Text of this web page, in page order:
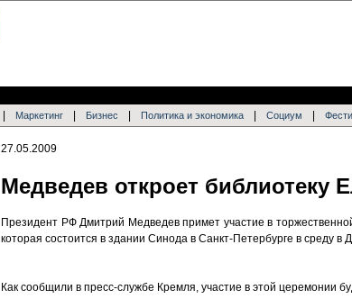
Маркетинг Бизнес Политика и экономика Социум
27.05.2009
Медведев откроет библиотеку
Президент РФ Дмитрий Медведев примет участие в
которая состоится в здании Синода в Санкт-Петербурге в среду в
Как сообщили в пресс-службе Кремля, участие в этой церемонии